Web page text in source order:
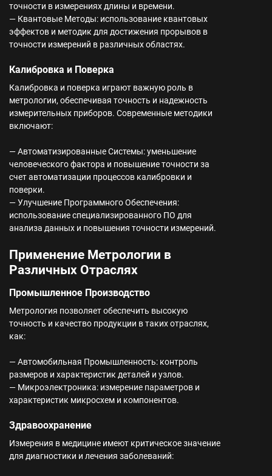
точности в измерениях длины и времени.
— Квантовые Методы: использование квантовых
эффектов и методик для достижения прорывов в
точности измерений в различных областях.
Калибровка и Поверка
Калибровка и поверка играют важную роль в
метрологии, обеспечивая точность и надежность
измерительных приборов. Современные методики
включают:
— Автоматизированные Системы: уменьшение
человеческого фактора и повышение точности за
счет автоматизации процессов калибровки и
поверки.
— Улучшение Программного Обеспечения:
использование специализированного ПО для
анализа данных и повышения точности измерений.
Применение Метрологии в
Различных Отраслях
Промышленное Производство
Метрология позволяет обеспечить высокую
точность и качество продукции в таких отраслях,
как:
— Автомобильная Промышленность: контроль
размеров и характеристик деталей и узлов.
— Микроэлектроника: измерение параметров и
характеристик микросхем и компонентов.
Здравоохранение
Измерения в медицине имеют критическое значение
для диагностики и лечения заболеваний: